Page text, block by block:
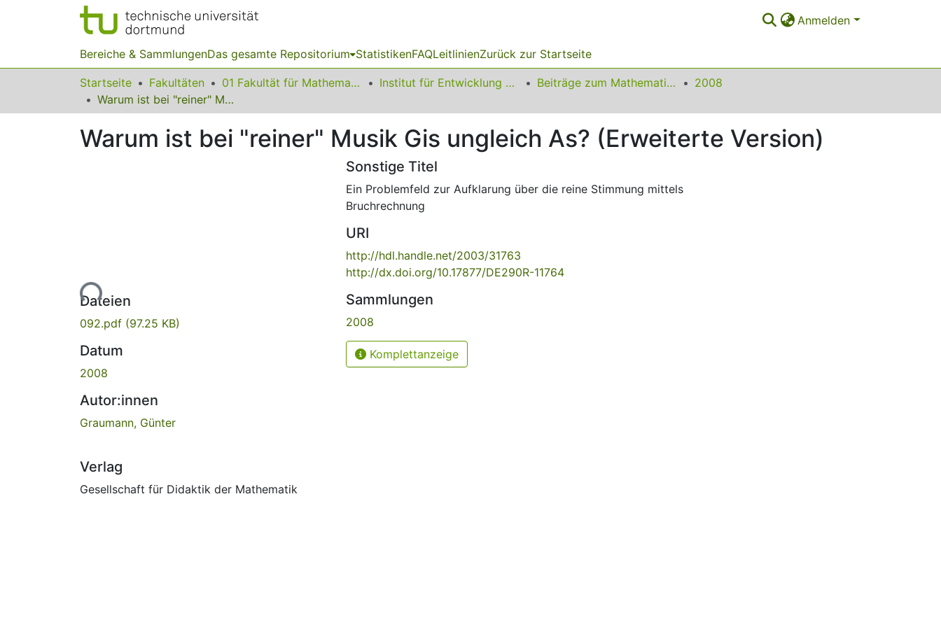
Anmelden
Bereiche & SammlungenDas gesamte Repositorium StatistikenFAQLeitlinienZurück zur Startseite
Startseite Fakultäten 01 Fakultät für Mathematik Institut für Entwicklung und Erforschung des Mathematikunterrichts Beiträge zum Mathematikunterricht
2008
Warum ist bei "reiner" Musik Gis ungleich As? (Erweiterte Version)
Warum ist bei "reiner" Musik Gis ungleich As? (Erweiterte Version)
Lade...
Dateien
092.pdf (97.25 KB)
Datum
2008
Autor:innen
Graumann, Günter
Verlag
Gesellschaft für Didaktik der Mathematik
Sonstige Titel
Ein Problemfeld zur Aufklarung über die reine Stimmung mittels
Bruchrechnung
URI
http://hdl.handle.net/2003/31763
http://dx.doi.org/10.17877/DE290R-11764
Sammlungen
2008
Komplettanzeige